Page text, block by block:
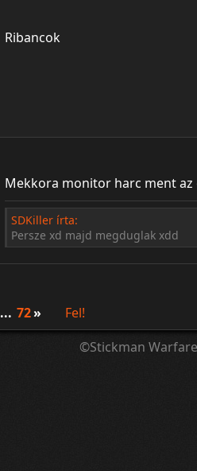
Ribancok
Mekkora monitor harc ment
SDKiller írta:
Persze xd majd megduglak xdd
... 72»
Fel!
©Stickman Warfare